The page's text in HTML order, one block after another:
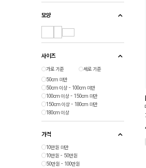
모양
사이즈
가로 기준
세로 기준
50cm 미만
50cm 이상 - 100cm 미만
100cm 이상 - 150cm 미만
150cm 이상 - 180cm 미만
180cm 이상
가격
10만원 미만
10만원 - 50만원
50만원 - 100만원